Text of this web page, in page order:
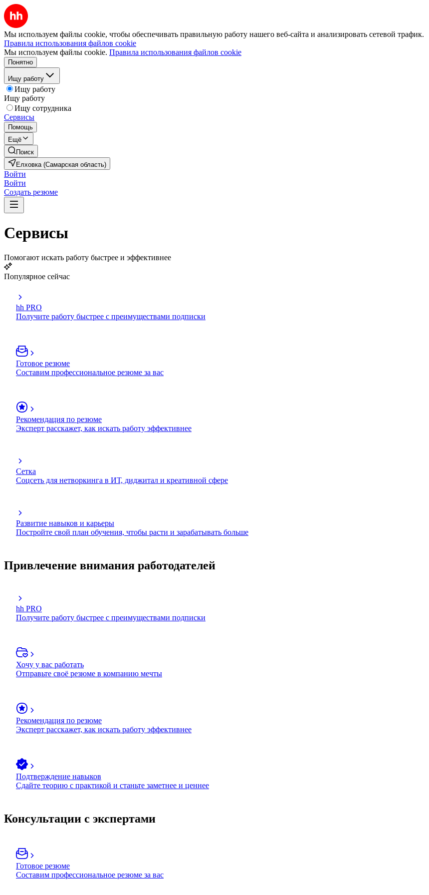
Мы используем файлы cookie, чтобы обеспечивать правильную работу нашего веб-сайта и анализировать сетевой трафик.
Правила использования файлов cookie
Мы используем файлы cookie. Правила использования файлов cookie
Понятно
Ищу работу
Ищу работу
Ищу работу
Ищу сотрудника
Сервисы
Помощь
Ещё
Поиск
Елховка (Самарская область)
Войти
Войти
Создать резюме
Сервисы
Помогают искать работу быстрее и эффективнее
Популярное сейчас
hh PRO
Получите работу быстрее с преимуществами подписки
Готовое резюме
Составим профессиональное резюме за вас
Рекомендация по резюме
Эксперт расскажет, как искать работу эффективнее
Сетка
Соцсеть для нетворкинга в ИТ, диджитал и креативной сфере
Развитие навыков и карьеры
Постройте свой план обучения, чтобы расти и зарабатывать больше
Привлечение внимания работодателей
hh PRO
Получите работу быстрее с преимуществами подписки
Хочу у вас работать
Отправьте своё резюме в компанию мечты
Рекомендация по резюме
Эксперт расскажет, как искать работу эффективнее
Подтверждение навыков
Сдайте теорию с практикой и станьте заметнее и ценнее
Консультации с экспертами
Готовое резюме
Составим профессиональное резюме за вас